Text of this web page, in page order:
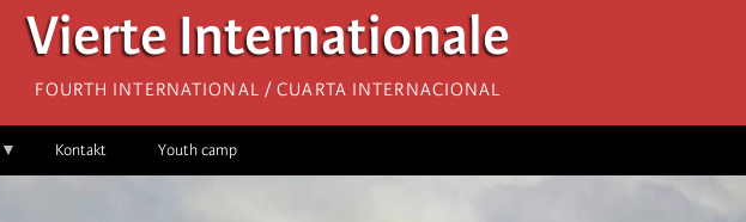
Vierte Internationale
Fourth International / Cuarta Internacional
Kontakt Youth camp